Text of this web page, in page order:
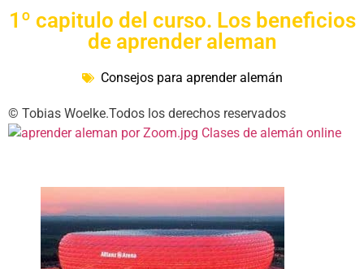
1º capitulo del curso. Los beneficios
de aprender aleman
Consejos para aprender alemán
© Tobias Woelke.Todos los derechos reservados